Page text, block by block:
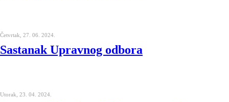
Četvrtak, 27. 06. 2024.
Sastanak Upravnog odbora
Utorak, 23. 04. 2024.